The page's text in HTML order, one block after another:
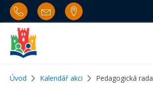
Úvod Kalendář akci Pedagogická rada